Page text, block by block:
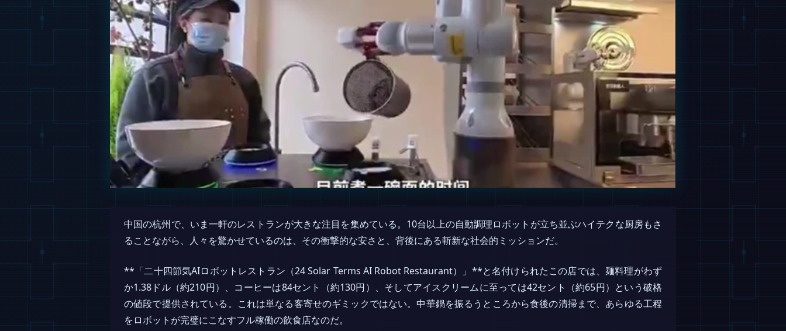
中国の杭州で、いま一軒のレストランが大きな注目を集めている。10台以上の自動調理ロボットが立ち並ぶハイテクな厨房もさ
ることながら、人々を驚かせているのは、その衝撃的な安さと、背後にある斬新な社会的ミッションだ。
**「二十四節気AIロボットレストラン（24 Solar Terms AI Robot Restaurant）」**と名付けられたこの店では、麺料理がわず
か1.38ドル（約210円）、コーヒーは84セント（約130円）、そしてアイスクリームに至っては42セント（約65円）という破格
の値段で提供されている。これは単なる客寄せのギミックではない。中華鍋を振るうところから食後の清掃まで、あらゆる工程
をロボットが完璧にこなすフル稼働の飲食店なのだ。